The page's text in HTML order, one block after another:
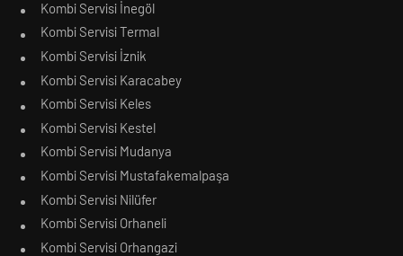
Kombi Servisi İnegöl
Kombi Servisi Termal
Kombi Servisi İznik
Kombi Servisi Karacabey
Kombi Servisi Keles
Kombi Servisi Kestel
Kombi Servisi Mudanya
Kombi Servisi Mustafakemalpaşa
Kombi Servisi Nilüfer
Kombi Servisi Orhaneli
Kombi Servisi Orhangazi